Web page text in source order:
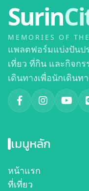
Surin
MEMORIES OF
แพลตฟอร์มแบ่งปันป
เที่ยว ที่กิน และกิจก
เดินทางเพื่อนักเดินท
เมนูหลัก
หน้าแรก
ที่เที่ยว